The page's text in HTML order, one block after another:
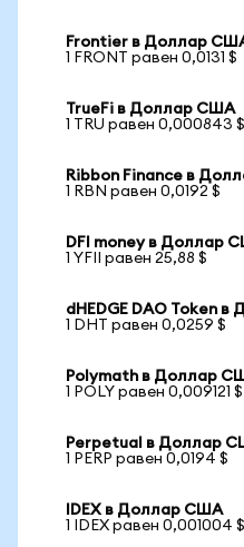
Frontier в Доллар
1 FRONT равен 0,0131 $
TrueFi в Доллар США
1 TRU равен 0,000843 $
Ribbon Finance в
1 RBN равен 0,0192 $
DFI money в Доллар
1 YFII равен 25,88 $
dHEDGE DAO Token
1 DHT равен 0,0259 $
Polymath в Доллар
1 POLY равен 0,009121 $
Perpetual в Доллар
1 PERP равен 0,0194 $
IDEX в Доллар США
1 IDEX равен 0,001004 $